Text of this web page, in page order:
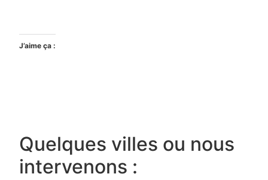
J’aime ça :
Quelques villes ou nous
intervenons :